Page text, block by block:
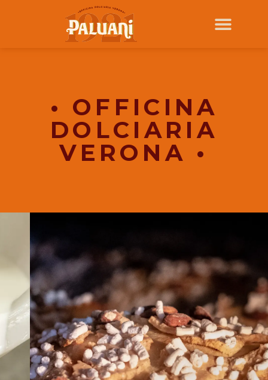
• OFFICINA
DOLCIARIA
VERONA •